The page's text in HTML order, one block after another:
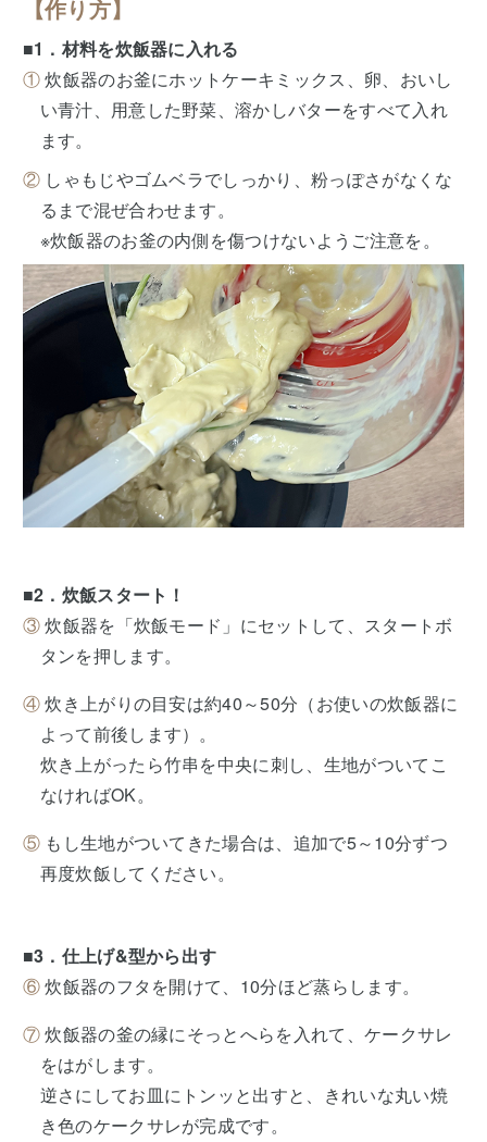
【作り方】
■1．材料を炊飯器に入れる
①炊飯器のお釜にホットケーキミックス、卵、おいし
い青汁、用意した野菜、溶かしバターをすべて入れ
ます。
②しゃもじやゴムベラでしっかり、粉っぽさがなくな
るまで混ぜ合わせます。
※炊飯器のお釜の内側を傷つけないようご注意を。
■2．炊飯スタート！
③炊飯器を「炊飯モード」にセットして、スタートボ
タンを押します。
④炊き上がりの目安は約40～50分（お使いの炊飯器に
よって前後します）。
炊き上がったら竹串を中央に刺し、生地がついてこ
なければOK。
⑤もし生地がついてきた場合は、追加で5～10分ずつ
再度炊飯してください。
■3．仕上げ&型から出す
⑥炊飯器のフタを開けて、10分ほど蒸らします。
⑦炊飯器の釜の縁にそっとへらを入れて、ケークサレ
をはがします。
逆さにしてお皿にトンッと出すと、きれいな丸い焼
き色のケークサレが完成です。